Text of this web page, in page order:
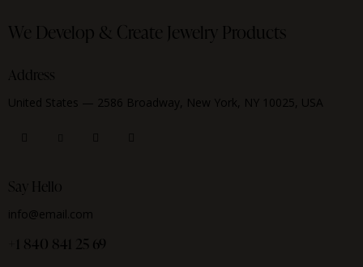
We Develop & Create Jewelry Products
Address
United States — 2586 Broadway, New York, NY 10025, USA
Say Hello
info@email.com
+1 840 841 25 69